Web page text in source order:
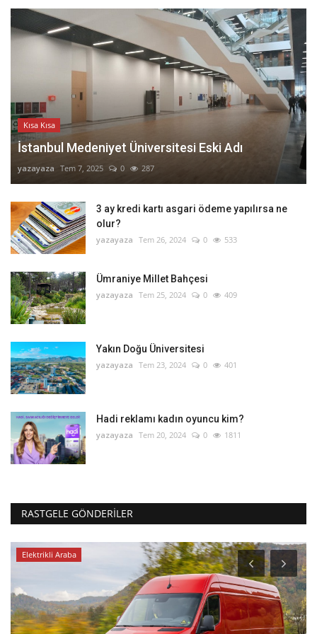
Kısa Kısa
İstanbul Medeniyet Üniversitesi Eski Adı
yazayaza Tem 7, 2025 0 287
3 ay kredi kartı asgari ödeme yapılırsa ne
olur?
yazayaza Tem 26, 2024 0 533
Ümraniye Millet Bahçesi
yazayaza Tem 25, 2024 0 409
Yakın Doğu Üniversitesi
yazayaza Tem 23, 2024 0 401
Hadi reklamı kadın oyuncu kim?
yazayaza Tem 20, 2024 0 1811
RASTGELE GÖNDERILER
Elektrikli Araba